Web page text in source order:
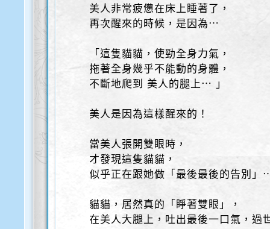
美人非常疲憊在床上睡著了，
再次醒來的時候，是因為⋯
「這隻貓貓，使勁全身力氣，
拖著全身幾乎不能動的身體，
不斷地爬到 美人的腿上⋯ 」
美人是因為這樣醒來的！
當美人張開雙眼時，
才發現這隻貓貓，
似乎正在跟她做「最後最後的告別」
貓貓，居然真的「睜著雙眼」，
在美人大腿上，吐出最後一口氣，過